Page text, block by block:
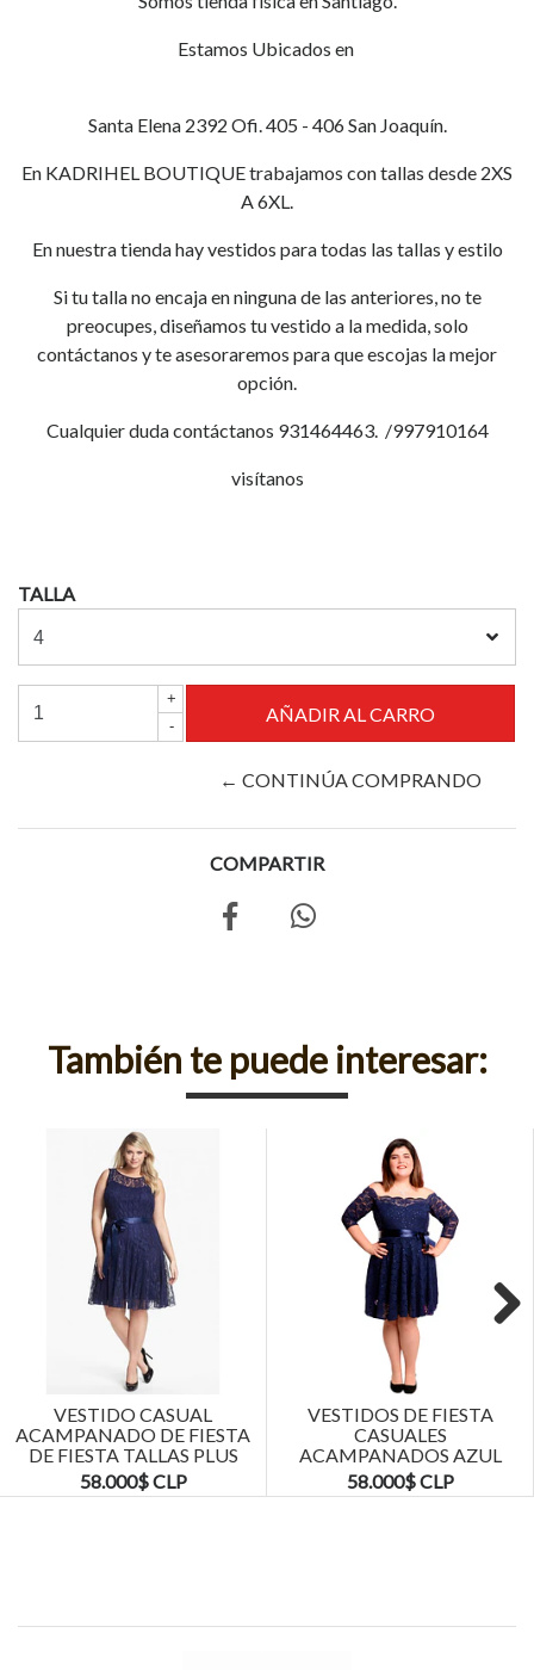
Estamos Ubicados en
Santa Elena 2392 Ofi. 405 - 406 San Joaquín.
En KADRIHEL BOUTIQUE trabajamos con tallas desde 2XS
A 6XL.
En nuestra tienda hay vestidos para todas las tallas y estilo
Si tu talla no encaja en ninguna de las anteriores, no te
preocupes, diseñamos tu vestido a la medida, solo
contáctanos y te asesoraremos para que escojas la mejor
opción.
Cualquier duda contáctanos 931464463. /997910164
visítanos
TALLA
+
-
← CONTINÚA COMPRANDO
COMPARTIR
También te puede interesar:
VESTIDO CASUAL
ACAMPANADO DE FIESTA
DE FIESTA TALLAS PLUS
KADRIHEL
58.000$ CLP
VESTIDOS DE FIESTA
CASUALES
ACAMPANADOS AZUL
MARINO TALLAS PLUS
KADRIHEL
58.000$ CLP